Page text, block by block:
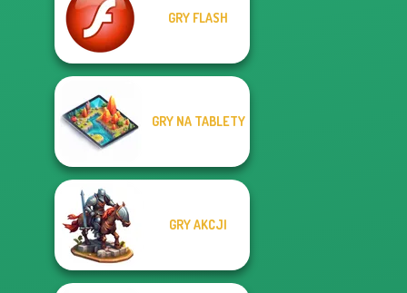
Kour.io
Stick Duel:
GRY FLASH
GRY NA TABLETY
GRY AKCJI